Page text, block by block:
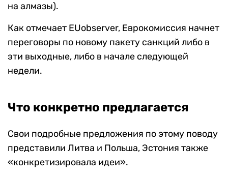
на алмазы).
Как отмечает EUobserver, Еврокомиссия начнет
переговоры по новому пакету санкций либо в
эти выходные, либо в начале следующей
недели.
Что конкретно предлагается
Свои подробные предложения по этому поводу
представили Литва и Польша, Эстония также
«конкретизировала идеи».